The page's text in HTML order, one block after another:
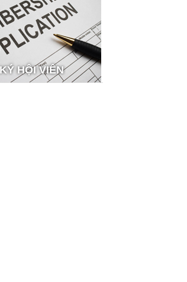
Map 2026 công bố bộ
cho 30 lĩnh vực công
trường
PGx của GeneStory: Lời
toán tự chủ công nghệ y
Khuê 2026
nhận diện cuộc gọi
HỘI VIÊN